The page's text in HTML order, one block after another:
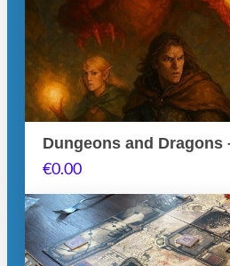
Dungeons and Dragons
€0.00